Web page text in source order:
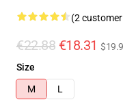
(2
€22.88 €18.31
Size
M
L